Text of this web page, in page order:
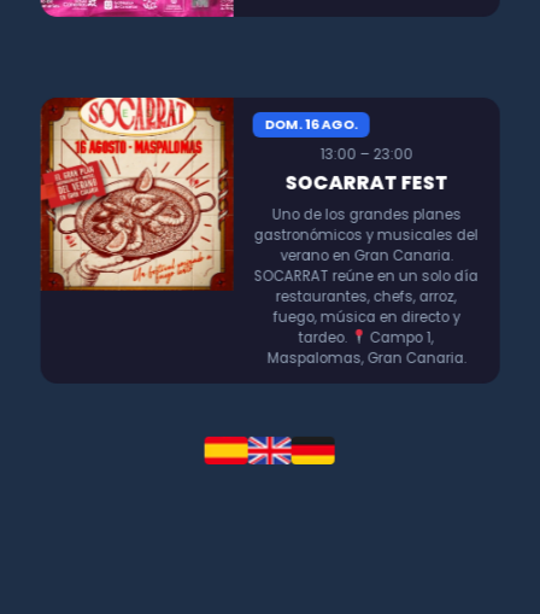
DOM. 16 AGO.
13:00 – 23:00
SOCARRAT FEST
Uno de los grandes planes
gastronómicos y musicales del
verano en Gran Canaria.
SOCARRAT reúne en un solo día
restaurantes, chefs, arroz,
fuego, música en directo y
tardeo.
Campo 1,
Maspalomas, Gran Canaria.